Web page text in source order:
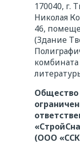
170040, г.
Николая
46,
(Здание
Общество
(ООО